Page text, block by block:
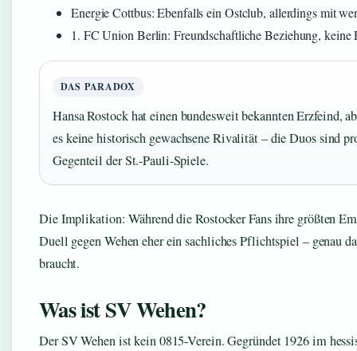
Energie Cottbus: Ebenfalls ein Ostclub, allerdings mit
1. FC Union Berlin: Freundschaftliche Beziehung, keine
DAS PARADOX
Hansa Rostock hat einen bundesweit bekannten Erzfeind,
es keine historisch gewachsene Rivalität – die Duos sind
Gegenteil der St.-Pauli-Spiele.
Die Implikation: Während die Rostocker Fans ihre größten
Duell gegen Wehen eher ein sachliches Pflichtspiel – genau
braucht.
Was ist SV Wehen?
Der SV Wehen ist kein 0815-Verein. Gegründet 1926 im